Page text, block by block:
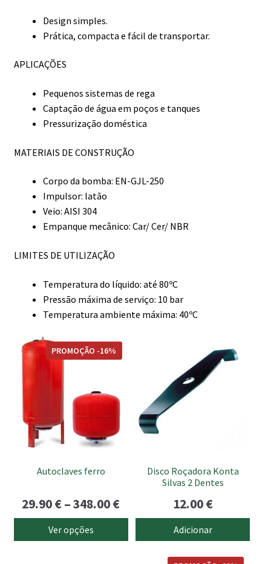
Design simples.
Prática, compacta e fácil de transportar.
APLICAÇÕES
Pequenos sistemas de rega
Captação de água em poços e tanques
Pressurização doméstica
MATERIAIS DE CONSTRUÇÃO
Corpo da bomba: EN-GJL-250
Impulsor: latão
Veio: AISI 304
Empanque mecânico: Car/ Cer/ NBR
LIMITES DE UTILIZAÇÃO
Temperatura do líquido: até 80ºC
Pressão máxima de serviço: 10 bar
Temperatura ambiente máxima: 40ºC
Autoclaves ferro
PROMOÇÃO -16%
29.90€–348.00€Price
29.90 €
Ver opções
This
product
multiple
The
options
may
chosen
the
page
Disco Roçadora Konta
Silvas 2 Dentes
12.00€
Adicionar